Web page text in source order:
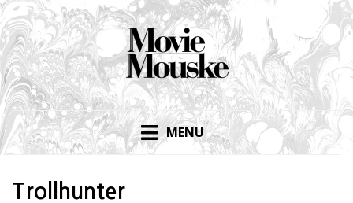
Skip
to
content
MENU
Trollhunter